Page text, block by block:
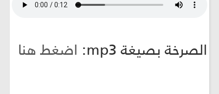
الصرخة بصيغة mp3: اضغط هنا